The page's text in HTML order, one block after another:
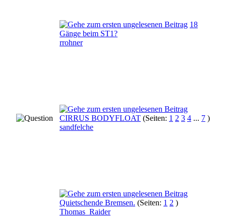
18
Gänge beim ST1?
rrohner
CIRRUS BODYFLOAT (Seiten: 1 2 3 4 ... 7 )
sandfelche
Quietschende Bremsen. (Seiten: 1 2 )
Thomas_Raider